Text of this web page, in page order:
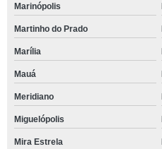
Marinópolis
Martinho do Prado
Marília
Mauá
Meridiano
Miguelópolis
Mira Estrela